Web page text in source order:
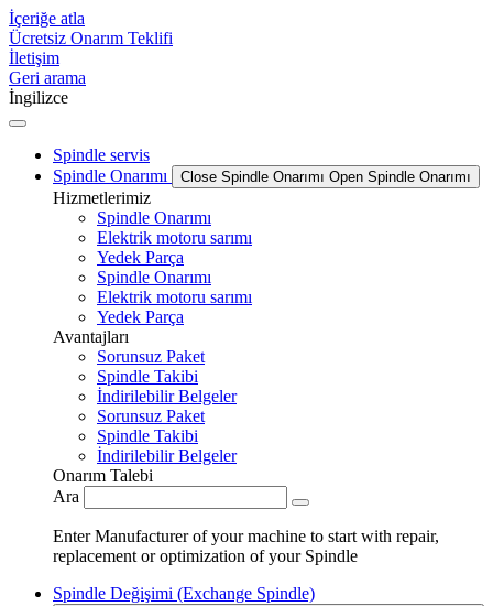
İçeriğe atla
Ücretsiz Onarım Teklifi
İletişim
Geri arama
İngilizce
Spindle servis
Spindle Onarımı
Close Spindle Onarımı Open Spindle Onarımı
Hizmetlerimiz
Spindle Onarımı
Elektrik motoru sarımı
Yedek Parça
Spindle Onarımı
Elektrik motoru sarımı
Yedek Parça
Avantajları
Sorunsuz Paket
Spindle Takibi
İndirilebilir Belgeler
Sorunsuz Paket
Spindle Takibi
İndirilebilir Belgeler
Onarım Talebi
Ara
Enter Manufacturer of your machine to start with repair,
replacement or optimization of your Spindle
Spindle Değişimi (Exchange Spindle)